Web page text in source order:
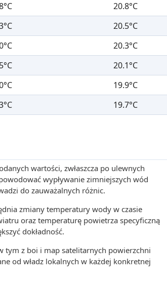
20.8°C
20.5°C
20.3°C
20.1°C
19.9°C
19.7°C
wartości, zwłaszcza po ulewnych
wypływanie zimniejszych wód
do zauważalnych różnic.
zmiany temperatury wody w czasie
oraz temperaturę powietrza specyficzną
dokładność.
tym z boi i map satelitarnych powierzchni
od władz lokalnych w każdej konkretnej